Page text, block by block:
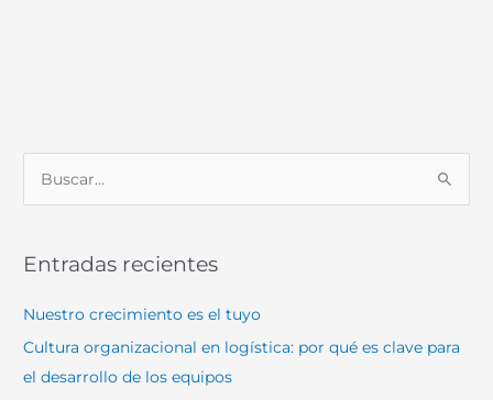
c
Entradas recientes
Nuestro crecimiento es el tuyo
Cultura organizacional en logística: por qué es clave para
el desarrollo de los equipos